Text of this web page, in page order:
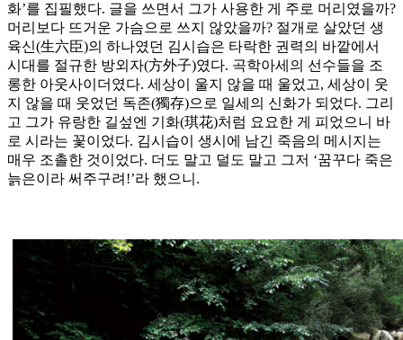
화’를 집필했다. 글을 쓰면서 그가 사용한 게 주로 머리였을까?
머리보다 뜨거운 가슴으로 쓰지 않았을까? 절개로 살았던 생
육신(生六臣)의 하나였던 김시습은 타락한 권력의 바깥에서
시대를 절규한 방외자(方外子)였다. 곡학아세의 선수들을 조
롱한 아웃사이더였다. 세상이 울지 않을 때 울었고, 세상이 웃
지 않을 때 웃었던 독존(獨存)으로 일세의 신화가 되었다. 그리
고 그가 유랑한 길섶엔 기화(琪花)처럼 요요한 게 피었으니 바
로 시라는 꽃이었다. 김시습이 생시에 남긴 죽음의 메시지는
매우 조촐한 것이었다. 더도 말고 덜도 말고 그저 ‘꿈꾸다 죽은
늙은이라 써주구려!’라 했으니.